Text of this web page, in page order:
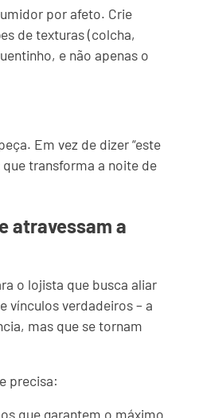
por afeto. Crie
de texturas (colcha,
e não apenas o
Em vez de dizer “este
transforma a noite de
atravessam a
o lojista que busca aliar
vínculos verdadeiros – a
mas que se tornam
precisa:
que garantem o máximo